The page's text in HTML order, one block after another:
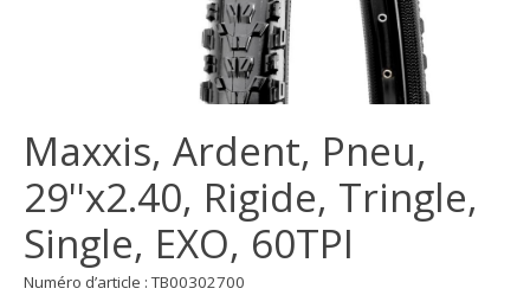
Maxxis, Ardent, Pneu,
29''x2.40, Rigide, Tringle,
Single, EXO, 60TPI
Numéro d’article : TB00302700